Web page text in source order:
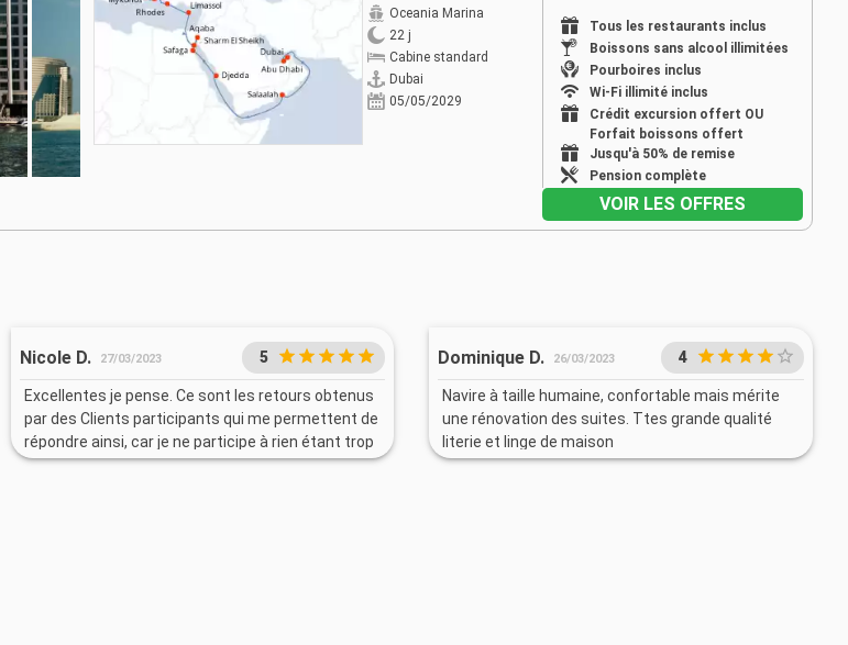
Oceania Marina
22 j
Cabine standard
Dubai
05/05/2029
Tous les restaurants inclus
Boissons sans alcool illimitées
Pourboires inclus
Wi-Fi illimité inclus
Crédit excursion offert OU
Forfait boissons offert
Jusqu'à 50% de remise
Pension complète
VOIR LES OFFRES
Nicole D. 27/03/2023 5
Excellentes je pense. Ce sont les retours obtenus
par des Clients participants qui me permettent de
répondre ainsi, car je ne participe à rien étant trop
fatiguée.
Dominique D. 26/03/2023 4
Navire à taille humaine, confortable mais mérite
une rénovation des suites. Ttes grande qualité
literie et linge de maison